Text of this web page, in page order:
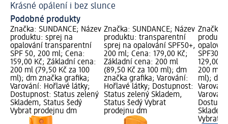
Krásné opálení i bez slunce
Podobné produkty
Značka: SUNDANCE; Název
produktu: sprej na
opalování transparentní
SPF 50, 200 ml; Cena:
159,00 Kč; Základní cena:
200 ml (79,50 Kč za 100
ml); dm značka grafika;
Varování: Hořlavé látky;
Dostupnost: Status zelený
Skladem, Status šedý
Vybrat prodejnu dm
Značka: SUNDANCE; Název
produktu: transparentní
sprej na opalování SPF50+,
200 ml; Cena: 179,00 Kč;
Základní cena: 200 ml
(89,50 Kč za 100 ml); dm
značka grafika; Varování:
Hořlavé látky; Dostupnost:
Status zelený Skladem,
Status šedý Vybrat
prodejnu dm
Značka:
SPF30,
129,00
200 ml
ml); dm
Vybrat